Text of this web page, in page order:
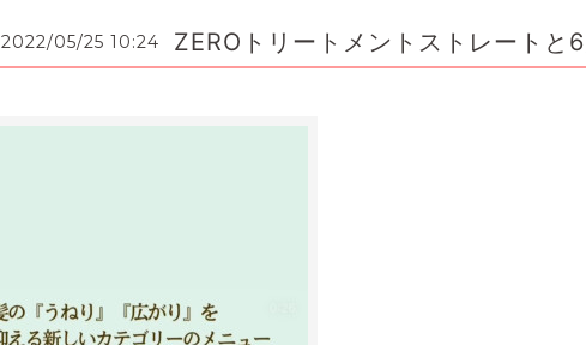
2022/05/25 10:24 ZEROトリートメントストレートと